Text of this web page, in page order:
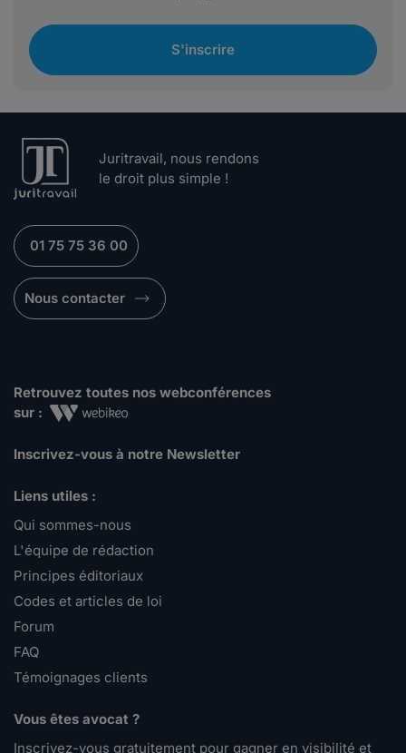
S'inscrire
Juritravail, nous rendons
le droit plus simple !
01 75 75 36 00
Nous contacter
Retrouvez toutes nos webconférences
sur :
Inscrivez-vous à notre Newsletter
Liens utiles :
Qui sommes-nous
L'équipe de rédaction
Principes éditoriaux
Codes et articles de loi
Forum
FAQ
Témoignages clients
Vous êtes avocat ?
Inscrivez-vous gratuitement pour gagner en visibilité et